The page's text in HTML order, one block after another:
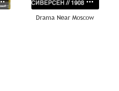
Drama Near Moscow